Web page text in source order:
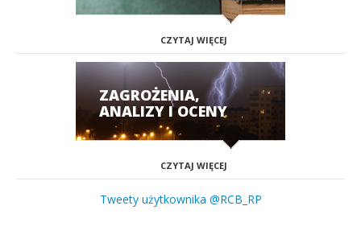
CZYTAJ WIĘCEJ
ZAGROŻENIA,
ANALIZY I OCENY
CZYTAJ WIĘCEJ
Tweety użytkownika @RCB_RP